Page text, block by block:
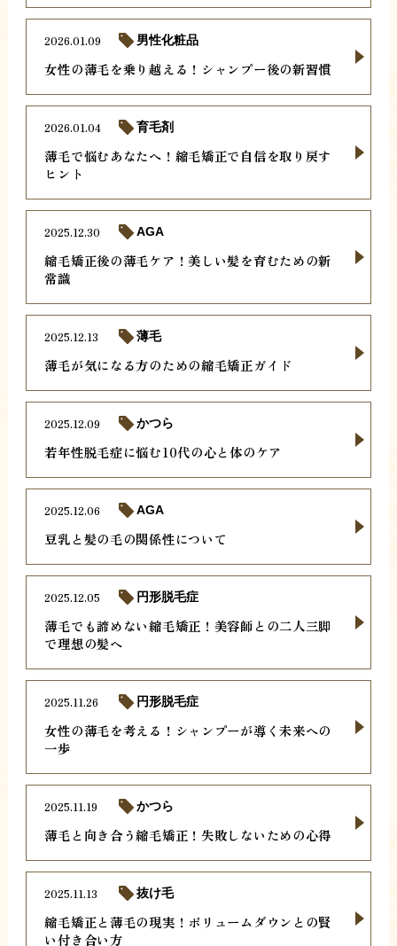
女性の薄毛を乗り越える！シャンプー後の新習慣
2026.01.09 男性化粧品
薄毛で悩むあなたへ！縮毛矯正で自信を取り戻す
ヒント
2026.01.04 育毛剤
縮毛矯正後の薄毛ケア！美しい髪を育むための新
常識
2025.12.30 AGA
薄毛が気になる方のための縮毛矯正ガイド
2025.12.13 薄毛
若年性脱毛症に悩む10代の心と体のケア
2025.12.09 かつら
豆乳と髪の毛の関係性について
2025.12.06 AGA
薄毛でも諦めない縮毛矯正！美容師との二人三脚
で理想の髪へ
2025.12.05 円形脱毛症
女性の薄毛を考える！シャンプーが導く未来への
一歩
2025.11.26 円形脱毛症
薄毛と向き合う縮毛矯正！失敗しないための心得
2025.11.19 かつら
縮毛矯正と薄毛の現実！ボリュームダウンとの賢
い付き合い方
2025.11.13 抜け毛